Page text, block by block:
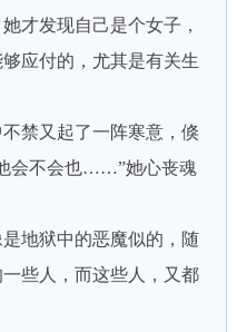
才发现自己是个女子，
应付的，尤其是有关生
禁又起了一阵寒意，倏
会不会也……”她心丧魂
地狱中的恶魔似的，随
些人，而这些人，又都